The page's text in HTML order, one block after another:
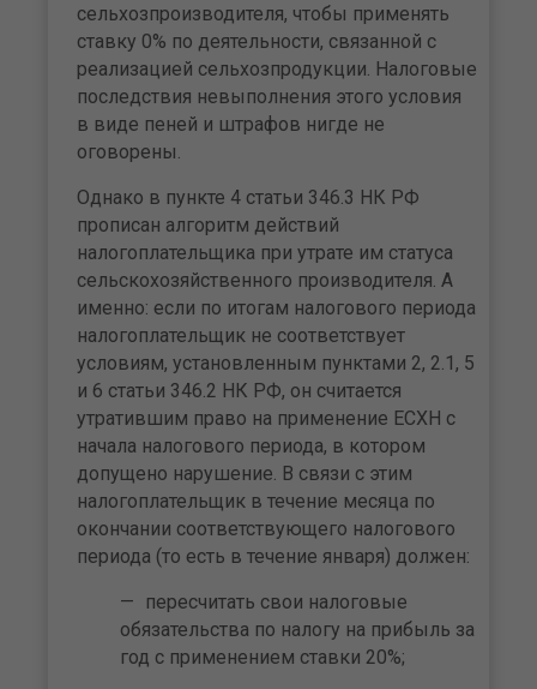
сельхозпроизводителя, чтобы применять
ставку 0% по деятельности, связанной с
реализацией сельхозпродукции. Налоговые
последствия невыполнения этого условия
в виде пеней и штрафов нигде не
оговорены.
Однако в пункте 4 статьи 346.3 НК РФ
прописан алгоритм действий
налогоплательщика при утрате им статуса
сельскохозяйственного производителя. А
именно: если по итогам налогового периода
налогоплательщик не соответствует
условиям, установленным пунктами 2, 2.1, 5
и 6 статьи 346.2 НК РФ, он считается
утратившим право на применение ЕСХН с
начала налогового периода, в котором
допущено нарушение. В связи с этим
налогоплательщик в течение месяца по
окончании соответствующего налогового
периода (то есть в течение января) должен:
пересчитать свои налоговые
обязательства по налогу на прибыль за
год с применением ставки 20%;